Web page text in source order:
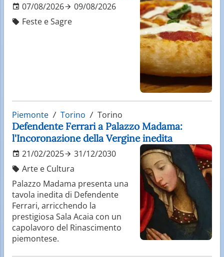
07/08/2026
09/08/2026
Feste e Sagre
Piemonte Torino Torino
Defendente Ferrari a Palazzo Madama:
l'Incoronazione della Vergine inedita
21/02/2025
31/12/2030
Arte e Cultura
Palazzo Madama presenta una
tavola inedita di Defendente
Ferrari, arricchendo la
prestigiosa Sala Acaia con un
capolavoro del Rinascimento
piemontese.